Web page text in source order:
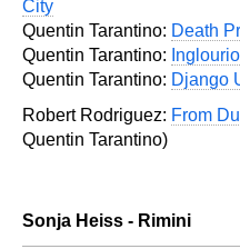
City
Quentin Tarantino: Death
Quentin Tarantino:
Quentin Tarantino: Django
Robert Rodriguez: From
Quentin Tarantino)
Sonja Heiss - Rimini